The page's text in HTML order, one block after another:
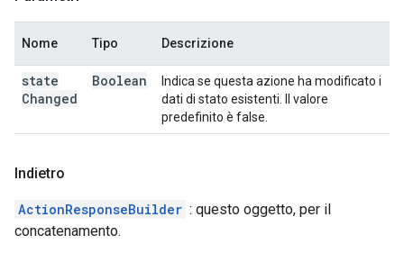
Nome Tipo Descrizione
state
Changed
Boolean
Indica se questa azione ha modificato i
dati di stato esistenti. Il valore
predefinito è false.
Indietro
ActionResponseBuilder : questo oggetto, per il
concatenamento.